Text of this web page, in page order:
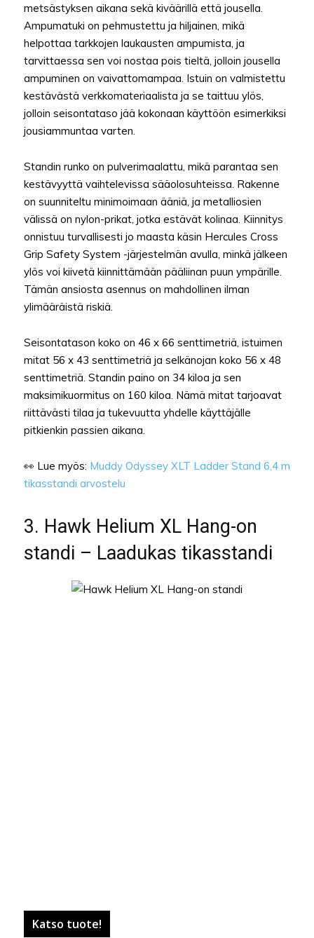
metsästyksen aikana sekä kiväärillä että jousella.
Ampumatuki on pehmustettu ja hiljainen, mikä
helpottaa tarkkojen laukausten ampumista, ja
tarvittaessa sen voi nostaa pois tieltä, jolloin jousella
ampuminen on vaivattomampaa. Istuin on valmistettu
kestävästä verkkomateriaalista ja se taittuu ylös,
jolloin seisontataso jää kokonaan käyttöön esimerkiksi
jousiammuntaa varten.
Standin runko on pulverimaalattu, mikä parantaa sen
kestävyyttä vaihtelevissa sääolosuhteissa. Rakenne
on suunniteltu minimoimaan ääniä, ja metalliosien
välissä on nylon-prikat, jotka estävät kolinaa. Kiinnitys
onnistuu turvallisesti jo maasta käsin Hercules Cross
Grip Safety System -järjestelmän avulla, minkä jälkeen
ylös voi kiivetä kiinnittämään pääliinan puun ympärille.
Tämän ansiosta asennus on mahdollinen ilman
ylimääräistä riskiä.
Seisontatason koko on 46 x 66 senttimetriä, istuimen
mitat 56 x 43 senttimetriä ja selkänojan koko 56 x 48
senttimetriä. Standin paino on 34 kiloa ja sen
maksimikuormitus on 160 kiloa. Nämä mitat tarjoavat
riittävästi tilaa ja tukevuutta yhdelle käyttäjälle
pitkienkin passien aikana.
👀 Lue myös: Muddy Odyssey XLT Ladder Stand 6,4 m
tikasstandi arvostelu
3. Hawk Helium XL Hang-on
standi – Laadukas tikasstandi
Katso tuote!